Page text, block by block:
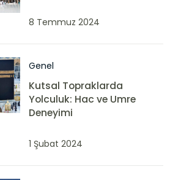
8 Temmuz 2024
Genel
Kutsal Topraklarda
Yolculuk: Hac ve Umre
Deneyimi
1 Şubat 2024